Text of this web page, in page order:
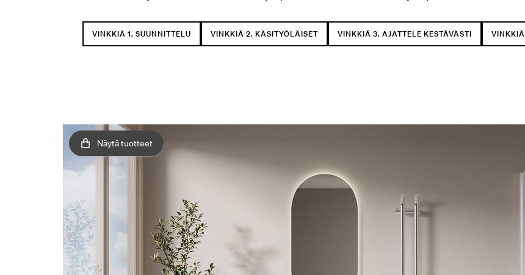
VINKKIÄ 1. SUUNNITTELU VINKKIÄ 2. KÄSITYÖLÄISET VINKKIÄ 3. AJATTELE KESTÄVÄSTI
Näytä tuotteet